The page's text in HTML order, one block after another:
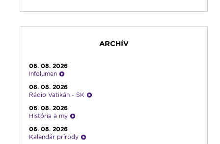
ARCHÍV
06. 08. 2026
Infolumen
06. 08. 2026
Rádio Vatikán - SK
06. 08. 2026
História a my
06. 08. 2026
Kalendár prírody